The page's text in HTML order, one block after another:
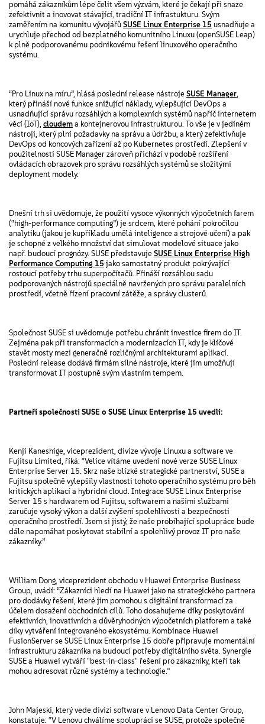
pomáhá zákazníkům lépe čelit všem výzvám, které je čekají při snaze
zefektivnit a inovovat stávající, tradiční IT infrastukturu. Svým
zaměřením na komunitu vývojářů SUSE Linux Enterprise 15 usnadňuje a
urychluje přechod od bezplatného komunitního Linuxu (openSUSE Leap)
k plně podporovanému podnikovému řešení linuxového operačního
systému.
“Pro Linux na míru”, hlásá poslední release nástroje SUSE Manager,
který přináší nové funkce snižující náklady, vylepšující DevOps a
usnadňující správu rozsáhlých a komplexních systémů napříč internetem
věcí (IoT), cloudem a kontejnerovou infrastrukturou. To vše je v jediném
nástroji, který plní požadavky na správu a údržbu, a který zefektivňuje
DevOps od koncových zařízení až po Kubernetes prostředí. Zlepšení v
použitelnosti SUSE Manager zároveň přichází v podobě rozšíření
ovládacích obrazovek pro správu rozsáhlých systémů se složitými
deployment modely.
Dnešní trh si uvědomuje, že použití vysoce výkonných výpočetních farem
(“high-performance computing”) je srdcem, které pohání pokročilou
analytiku (jakou je kupříkladu umělá inteligence a strojové učení) a pak
je schopné z velkého množství dat simulovat modelové situace jako
např. budoucí prognózy. SUSE představuje SUSE Linux Enterprise High
Performance Computing 15 jako samostatný produkt pokrývající
rostoucí potřeby trhu superpočítačů. Přináší rozsáhlou sadu
podporovaných nástrojů speciálně navržených pro správu paralelních
prostředí, včetně řízení pracovní zátěže, a správy clusterů.
Společnost SUSE si uvědomuje potřebu chránit investice firem do IT.
Zejména pak při transformacích a modernizacích IT, kdy je klíčové
stavět mosty mezi generačně rozličnými architekturami aplikací.
Poslední release dodává firmám silné nástroje, které jim umožňují
transformovat IT postupně svým vlastním tempem.
Partneři společnosti SUSE o SUSE Linux Enterprise 15 uvedli:
Kenji Kaneshige, viceprezident, divize vývoje Linuxu a software ve
Fujitsu Limited, říká: “Velice vítáme uvedení nové verze SUSE Linux
Enterprise Server 15. Skrz naše blízké strategické partnerství, SUSE a
Fujitsu společně vylepšily vlastnosti tohoto operačního systému pro běh
kritických aplikací a hybridní cloud. Integrace SUSE Linux Enterprise
Server 15 s hardwarem od Fujitsu, softwarem a našimi službami
zaručuje vysoký výkon a další zvýšení spolehlivosti a bezpečnosti
operačního prostředí. Jsem si jistý, že naše probíhající spolupráce bude
dále napomáhat poskytovat stabilní a spolehlivý provoz IT pro naše
zákazníky.”
William Dong, viceprezident obchodu v Huawei Enterprise Business
Group, uvádí: “Zákazníci hledí na Huawei jako na strategického partnera
pro dodávky řešení, které jim pomohou s digitální transformací za
účelem dosažení obchodních cílů. Toho dosahujeme díky poskytování
efektivních, inovativních a důvěryhodných výpočetních platforem a také
díky vytváření integrovaného ekosystému. Kombinace Huawei
FusionServer se SUSE Linux Enterprise 15 dobře připravuje momentální
infrastrukturu zákazníka na budoucí potřeby digitálního světa. Synergie
SUSE a Huawei vytváří "best-in-class" řešení pro zákazníky, kteří tak
mohou adresovat různé systémy a technologie.”
John Majeski, který vede divizi software v Lenovo Data Center Group,
konstatuje: “V Lenovu chválíme spolupráci se SUSE, protože společně